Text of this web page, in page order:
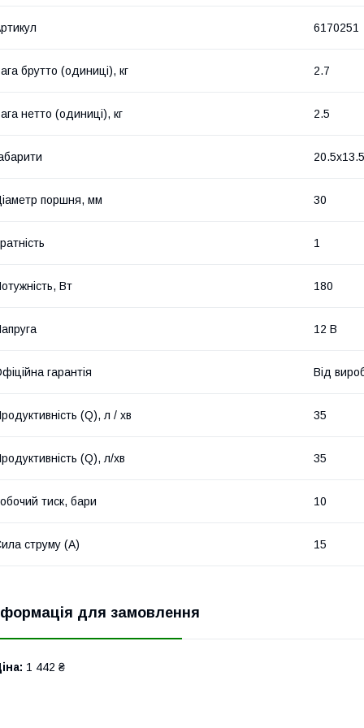
6170251
брутто (одиниці), кг 2.7
нетто (одиниці), кг 2.5
поршня, мм 30
1
Вт 180
12 В
гарантія Від
(Q), л / хв 35
(Q), л/хв 35
тиск, бари 10
струму (А) 15
для замовлення
1 442 ₴